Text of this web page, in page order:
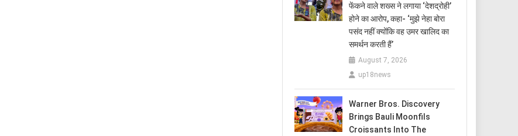
फेंकने वाले शख्स ने लगाया ‘देशद्रोही’
होने का आरोप, कहा- ‘मुझे नेहा बोरा
पसंद नहीं क्योंकि वह उमर खालिद का
समर्थन करती हैं’
August 7, 2026
up18news
Warner Bros. Discovery
Brings Bauli Moonfils
Croissants Into The